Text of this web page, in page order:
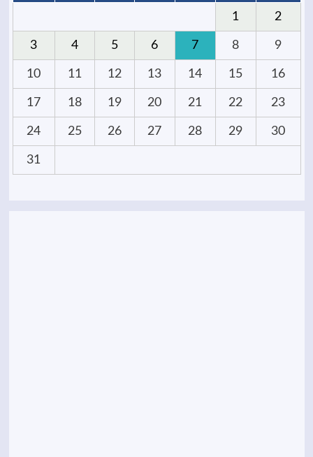
1 2
3 4 5 6 7 8 9
10 11 12 13 14 15 16
17 18 19 20 21 22 23
24 25 26 27 28 29 30
31